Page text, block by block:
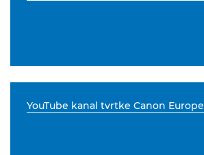
YouTube kanal tvrtke Canon Europe